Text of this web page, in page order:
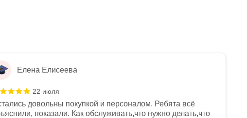
Елена Елисеева
22 июля
довольны покупкой и персоналом. Ребята всё
показали. Как обслуживать,что нужно делать,что